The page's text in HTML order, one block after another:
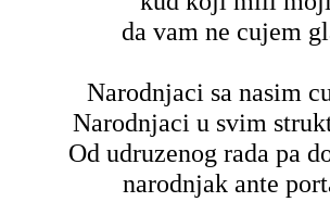
da vam ne cujem
Narodnjaci sa nasim
Narodnjaci u svim
Od udruzenog rada pa
narodnjak ante